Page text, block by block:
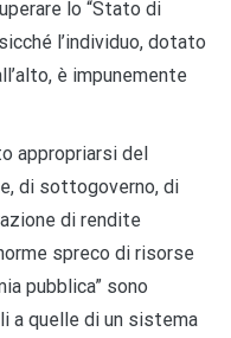
lo “Stato di
l’individuo, dotato
è impunemente
appropriarsi del
di sottogoverno, di
di rendite
spreco di risorse
pubblica” sono
a quelle di un sistema